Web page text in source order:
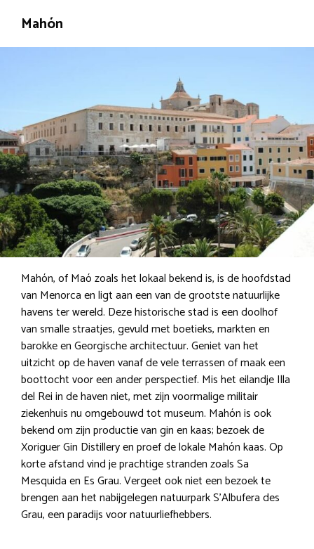
Mahón
Mahón, of Maó zoals het lokaal bekend is, is de hoofdstad
van Menorca en ligt aan een van de grootste natuurlijke
havens ter wereld. Deze historische stad is een doolhof
van smalle straatjes, gevuld met boetieks, markten en
barokke en Georgische architectuur. Geniet van het
uitzicht op de haven vanaf de vele terrassen of maak een
boottocht voor een ander perspectief. Mis het eilandje Illa
del Rei in de haven niet, met zijn voormalige militair
ziekenhuis nu omgebouwd tot museum. Mahón is ook
bekend om zijn productie van gin en kaas; bezoek de
Xoriguer Gin Distillery en proef de lokale Mahón kaas. Op
korte afstand vind je prachtige stranden zoals Sa
Mesquida en Es Grau. Vergeet ook niet een bezoek te
brengen aan het nabijgelegen natuurpark S’Albufera des
Grau, een paradijs voor natuurliefhebbers.